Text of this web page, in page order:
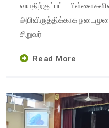
வயதிற்குட்பட்ட
அபிவிருத்திக்காக
சிறுவர்
Read More